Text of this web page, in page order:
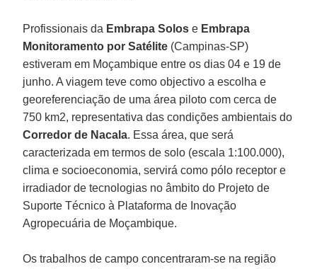
Profissionais da Embrapa Solos e Embrapa
Monitoramento por Satélite (Campinas-SP)
estiveram em Moçambique entre os dias 04 e 19 de
junho. A viagem teve como objectivo a escolha e
georeferenciação de uma área piloto com cerca de
750 km2, representativa das condições ambientais do
Corredor de Nacala. Essa área, que será
caracterizada em termos de solo (escala 1:100.000),
clima e socioeconomia, servirá como pólo receptor e
irradiador de tecnologias no âmbito do Projeto de
Suporte Técnico à Plataforma de Inovação
Agropecuária de Moçambique.
Os trabalhos de campo concentraram-se na região